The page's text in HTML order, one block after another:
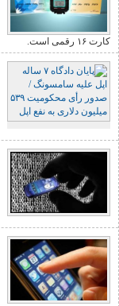
کارت ۱۶ رقمی است.